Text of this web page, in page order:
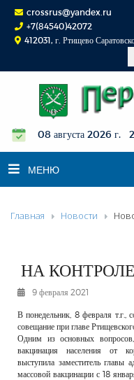
crossrus@yandex.ru
+7(84540)42072
412031, г. Ртищево
08 августа 2026 г.
МЕНЮ
НОВОСТИ
К СВЕДЕНИЮ
РЕКЛАМОДАТЕЛЯМ
ОБЪЯВЛЕНИЯ
КОНТАКТЫ
Главная Новости
НА
9 февраля 2021
В понедельник, 8 февраля т.г.,
совещание при главе
Одним из основных
вакцинация населения от
выступила заместитель
массовой вакцинации с 18